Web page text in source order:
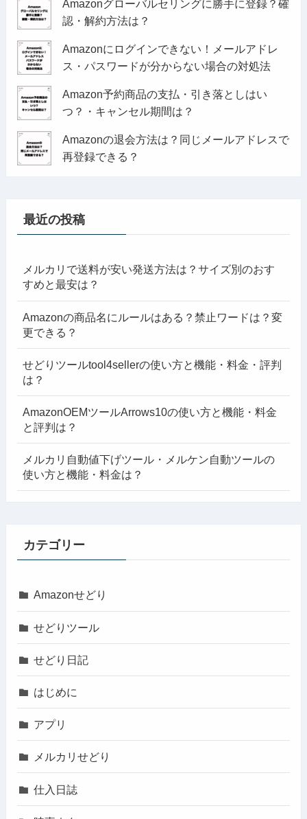
Amazonグローバルセリングに勝手に登録？確
認・解約方法は？
Amazonにログインできない！メールアドレ
ス・パスワードが分からない場合の対処法
Amazon予約商品の支払・引き落としはい
つ？・キャンセル期間は？
Amazonの退会方法は？同じメールアドレスで
再登録できる？
最近の投稿
メルカリで送料が安い発送方法は？サイズ別のおす
すめと最安は？
Amazonの商品名にルールはある？禁止ワードは？変
更できる？
せどりツールtool4sellerの使い方と機能・料金・評判
は？
AmazonOEMツールArrows10の使い方と機能・料金
と評判は？
メルカリ自動値下げツール・メルケン自動ツールの
使い方と機能・料金は？
カテゴリー
Amazonせどり
せどりツール
せどり日記
はじめに
アプリ
メルカリせどり
仕入日誌